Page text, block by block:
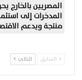
المصريين بالخارج
المدخرات إلى
منتجة ويدعم
السابق التالي